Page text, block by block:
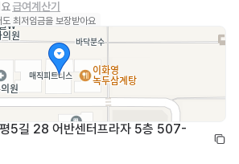
급여계산기
최저임금을 보장받아요
5길 28 어반센터프라자 5층 507-